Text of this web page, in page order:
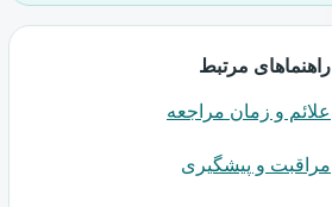
راهنماهای مرتبط
علائم و زمان مراجعه
مراقبت و پیشگیری